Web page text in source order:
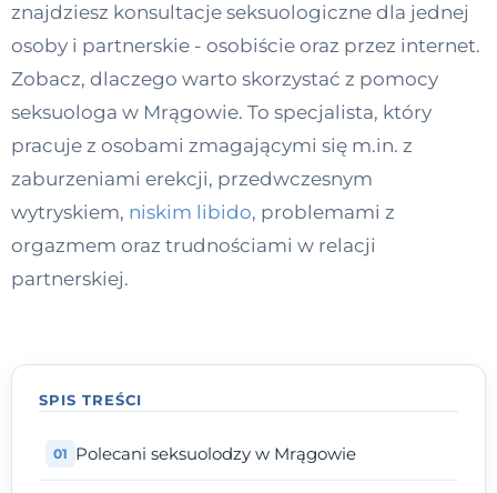
Diagnozy psychologiczne
Testy psychologiczne
Dawka wiedzy
Dla specjalistów
Kontakt
znajdziesz konsultacje seksuologiczne dla jednej
osoby i partnerskie - osobiście oraz przez internet.
Zobacz, dlaczego warto skorzystać z pomocy
seksuologa w Mrągowie. To specjalista, który
pracuje z osobami zmagającymi się m.in. z
zaburzeniami erekcji, przedwczesnym
wytryskiem, niskim libido, problemami z
orgazmem oraz trudnościami w relacji
partnerskiej.
SPIS TREŚCI
Polecani seksuolodzy w Mrągowie